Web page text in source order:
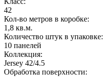
42
Кол-во метров в коробке:
1,8 кв.м.
Количество штук в упаковке:
10 панелей
Коллекция:
Jersey 42/4.5
Обработка поверхности: